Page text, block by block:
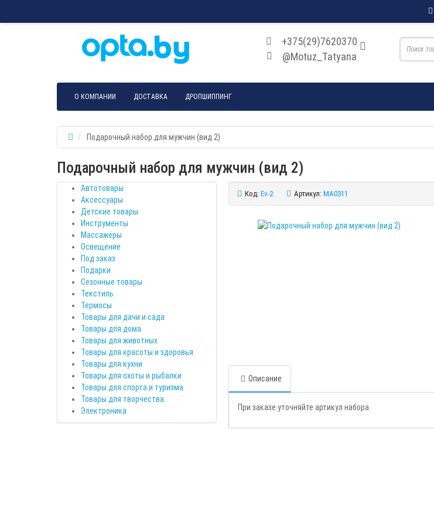
+375(29)7620370
@Motuz_Tatyana
О КОМПАНИИ ДОСТАВКА ДРОПШИППИНГ
Подарочный набор для мужчин (вид 2)
Подарочный набор для мужчин (вид 2)
Автотовары
Аксессуары
Детские товары
Инструменты
Массажёры
Освещение
Под заказ
Подарки
Сезонные товары
Текстиль
Термосы
Товары для дачи и сада
Товары для дома
Товары для животных
Товары для красоты и здоровья
Товары для кухни
Товары для охоты и рыбалки
Товары для спорта и туризма
Товары для творчества
Электроника
Код: Ev-2 Артикул: MA0311
Описание
При заказе уточняйте артикул набора.